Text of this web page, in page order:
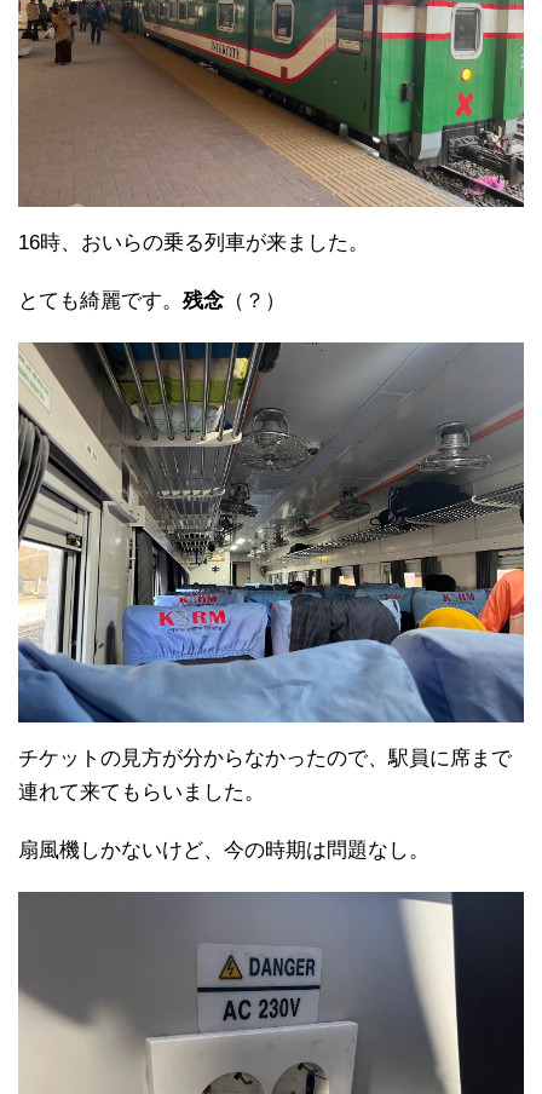
16時、おいらの乗る列車が来ました。
とても綺麗です。 残念 （？）
チケットの見方が分からなかったので、駅員に席まで
連れて来てもらいました。
扇風機しかないけど、今の時期は問題なし。